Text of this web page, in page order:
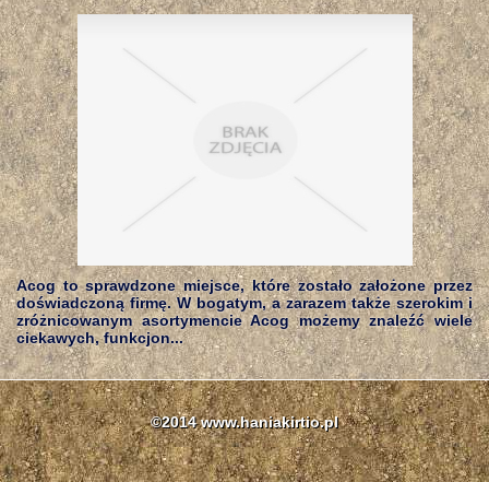
Acog to sprawdzone miejsce, które zostało założone przez
doświadczoną firmę. W bogatym, a zarazem także szerokim i
zróżnicowanym asortymencie Acog możemy znaleźć wiele
ciekawych, funkcjon...
©2014 www.haniakirtio.pl